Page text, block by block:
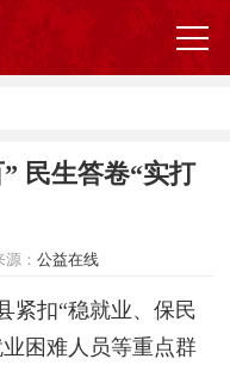
民生答卷“实打
源：公益在线
扣“稳就业、保民
困难人员等重点群